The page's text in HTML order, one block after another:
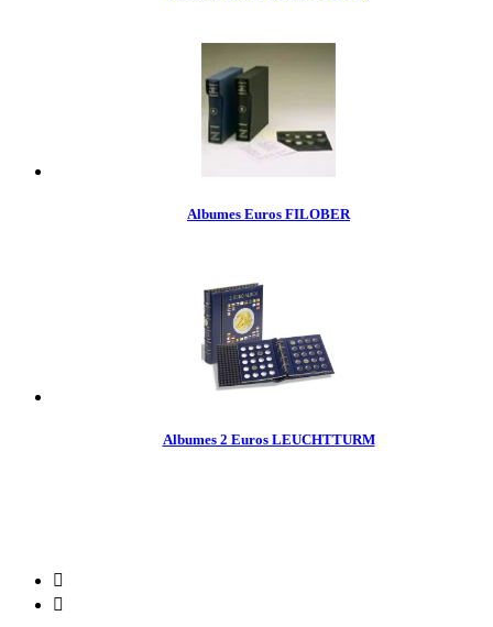
Albumes Euros FILOBER
Albumes 2 Euros LEUCHTTURM

